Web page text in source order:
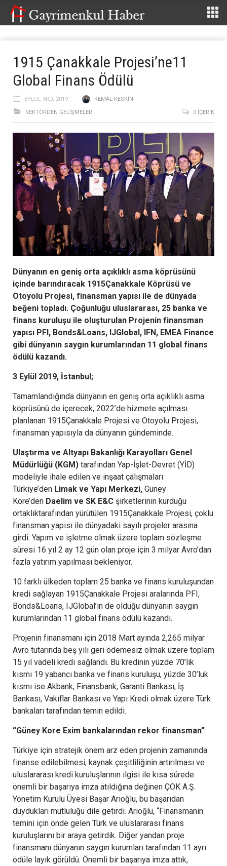
1915 Çanakkale Projesi’ne11
Global Finans Ödülü
EYLÜL 3RD, 2019
KEMAL KESKIN
SEKTÖRDEN GELIŞMELER
0 İÇERIK
Dünyanın en geniş orta açıklıklı asma köprüsünü
içinde barındıracak 1915Çanakkale Köprüsü ve
Otoyolu Projesi, finansman yapısı ile de dünyada
beğeni topladı. Çoğunluğu uluslararası, 25 banka ve
finans kuruluşu ile oluşturulan Projenin finansman
yapısı PFI, Bonds&Loans, IJGlobal, IFN, EMEA Finance
gibi dünyanın saygın kurumlarından 11 global finans
ödülü kazandı.
3 Eylül 2019, İstanbul;
Tamamlandığında dünyanın en geniş orta açıklıklı asma
köprüsünü de içerecek, 2022’de hizmete açılması
planlanan 1915Çanakkale Projesi ve Otoyolu Projesi,
finansman yapısıyla da dünyanın gündeminde.
Ulaştırma ve Altyapı Bakanlığı Karayolları Genel
Müdürlüğü (KGM) tarafından Yap-İşlet-Devret (YİD)
modeliyle ihale edilen ve inşaat çalışmaları
Türkiye’den Limak ve Yapı Merkezi, Güney
Kore’den Daelim ve SK E&C şirketlerinin kurduğu
ortaklıktarafından yürütülen 1915Çanakkale Projesi, çoklu
finansman yapısı ile dünyadaki sayılı projeler arasına
girdi. Yapım ve işletme olmak üzere toplam sözleşme
süresi 16 yıl 2 ay 12 gün olan proje için 3 milyar Avro’dan
fazla yatırım yapılması bekleniyor.
10 farklı ülkeden toplam 25 banka ve finans kuruluşundan
kredi sağlayan 1915Çanakkale Projesi aralarında PFI,
Bonds&Loans, IJGlobal’in de olduğu dünyanın saygın
kurumlarından 11 global finans ödülü kazandı.
Projenin finansmanı için 2018 Mart ayında 2,265 milyar
Avro tutarında beş yılı geri ödemesiz olmak üzere toplam
15 yıl vadeli kredi sağlandı. Bu kredinin yüzde 70’lik
kısmı 19 yabancı banka ve finans kuruluşu, yüzde 30’luk
kısmı ise Akbank, Finansbank, Garanti Bankası, İş
Bankası, Vakıflar Bankası ve Yapı Kredi olmak üzere Türk
bankaları tarafından temin edildi.
“Güney Kore Exim bankalarından rekor finansman”
Türkiye için stratejik önem arz eden projenin zamanında
finanse edilebilmesi, kaynak çeşitliliğinin artırılması ve
uluslararası kredi kuruluşlarının ilgisi ile kısa sürede
önemli bir başarıya imza atıldığına değinen ÇOK A.Ş.
Yönetim Kurulu Üyesi Başar Arıoğlu, bu başarıdan
duydukları mutluluğu dile getirdi. Arıoğlu, “Finansmanın
temini için önde gelen Türk ve uluslararası finans
kuruluşlarını bir araya getirdik. Diğer yandan proje
finansmanı dünyanın saygın kurumları tarafından 11 ayrı
ödüle layık görüldü. Önemli bir başarıya imza attık,